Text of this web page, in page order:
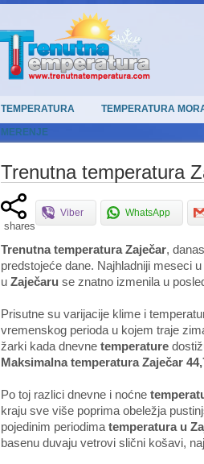
TEMPERATURA TEMPERATURA
MERENJE
Trenutna temperatura
shares
Viber WhatsApp
Trenutna temperatura Zaječar,
predstojeće dane. Najhladniji meseci
u Zaječaru se znatno izmenila u
Prisutne su varijacije klime i
vremenskog perioda u kojem traje
žarki kada dnevne temperature
Maksimalna temperatura Zaječar
Po toj razlici dnevne i noćne
kraju sve više poprima obeležja
pojedinim periodima temperatura u
basenu duvaju vetrovi slični košavi,